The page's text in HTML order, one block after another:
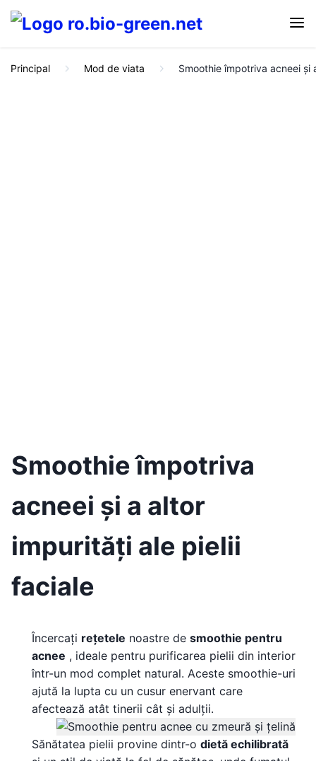
Principal Mod de viata Smoothie împotriva acneei
Smoothie împotriva
acneei și a altor
impurități ale pielii
faciale
Încercați rețetele noastre de smoothie pentru
acnee , ideale pentru purificarea pielii din interior
într-un mod complet natural. Aceste smoothie-uri
ajută la lupta cu un cusur enervant care
afectează atât tinerii cât și adulții.
Sănătatea pielii provine dintr-o dietă echilibrată